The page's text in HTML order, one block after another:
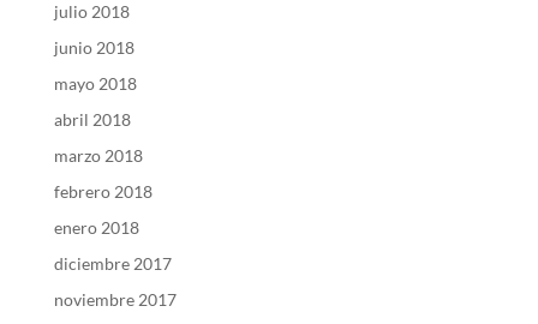
julio 2018
junio 2018
mayo 2018
abril 2018
marzo 2018
febrero 2018
enero 2018
diciembre 2017
noviembre 2017